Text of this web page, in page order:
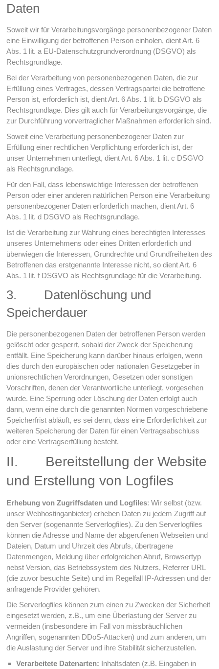
Daten
Soweit wir für Verarbeitungsvorgänge personenbezogener Daten
eine Einwilligung der betroffenen Person einholen, dient Art. 6
Abs. 1 lit. a EU-Datenschutzgrundverordnung (DSGVO) als
Rechtsgrundlage.
Bei der Verarbeitung von personenbezogenen Daten, die zur
Erfüllung eines Vertrages, dessen Vertragspartei die betroffene
Person ist, erforderlich ist, dient Art. 6 Abs. 1 lit. b DSGVO als
Rechtsgrundlage. Dies gilt auch für Verarbeitungsvorgänge, die
zur Durchführung vorvertraglicher Maßnahmen erforderlich sind.
Soweit eine Verarbeitung personenbezogener Daten zur
Erfüllung einer rechtlichen Verpflichtung erforderlich ist, der
unser Unternehmen unterliegt, dient Art. 6 Abs. 1 lit. c DSGVO
als Rechtsgrundlage.
Für den Fall, dass lebenswichtige Interessen der betroffenen
Person oder einer anderen natürlichen Person eine Verarbeitung
personenbezogener Daten erforderlich machen, dient Art. 6
Abs. 1 lit. d DSGVO als Rechtsgrundlage.
Ist die Verarbeitung zur Wahrung eines berechtigten Interesses
unseres Unternehmens oder eines Dritten erforderlich und
überwiegen die Interessen, Grundrechte und Grundfreiheiten des
Betroffenen das erstgenannte Interesse nicht, so dient Art. 6
Abs. 1 lit. f DSGVO als Rechtsgrundlage für die Verarbeitung.
3. Datenlöschung und
Speicherdauer
Die personenbezogenen Daten der betroffenen Person werden
gelöscht oder gesperrt, sobald der Zweck der Speicherung
entfällt. Eine Speicherung kann darüber hinaus erfolgen, wenn
dies durch den europäischen oder nationalen Gesetzgeber in
unionsrechtlichen Verordnungen, Gesetzen oder sonstigen
Vorschriften, denen der Verantwortliche unterliegt, vorgesehen
wurde. Eine Sperrung oder Löschung der Daten erfolgt auch
dann, wenn eine durch die genannten Normen vorgeschriebene
Speicherfrist abläuft, es sei denn, dass eine Erforderlichkeit zur
weiteren Speicherung der Daten für einen Vertragsabschluss
oder eine Vertragserfüllung besteht.
II. Bereitstellung der Website
und Erstellung von Logfiles
Erhebung von Zugriffsdaten und Logfiles: Wir selbst (bzw.
unser Webhostinganbieter) erheben Daten zu jedem Zugriff auf
den Server (sogenannte Serverlogfiles). Zu den Serverlogfiles
können die Adresse und Name der abgerufenen Webseiten und
Dateien, Datum und Uhrzeit des Abrufs, übertragene
Datenmengen, Meldung über erfolgreichen Abruf, Browsertyp
nebst Version, das Betriebssystem des Nutzers, Referrer URL
(die zuvor besuchte Seite) und im Regelfall IP-Adressen und der
anfragende Provider gehören.
Die Serverlogfiles können zum einen zu Zwecken der Sicherheit
eingesetzt werden, z.B., um eine Überlastung der Server zu
vermeiden (insbesondere im Fall von missbräuchlichen
Angriffen, sogenannten DDoS-Attacken) und zum anderen, um
die Auslastung der Server und ihre Stabilität sicherzustellen.
Verarbeitete Datenarten: Inhaltsdaten (z.B. Eingaben in